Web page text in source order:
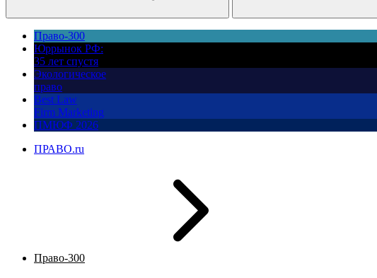
Право-300
Юррынок РФ:
35 лет спустя
Экологическое
право
Best Law
Firm Marketing
ПМЮФ 2026
ПРАВО.ru
Право-300